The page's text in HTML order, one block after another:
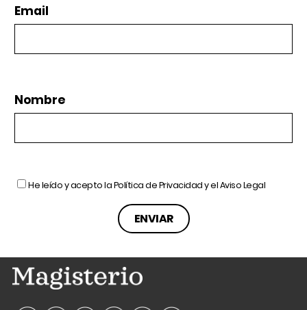
Email
Nombre
He leído y acepto laPolítica de Privacidady elAviso Legal